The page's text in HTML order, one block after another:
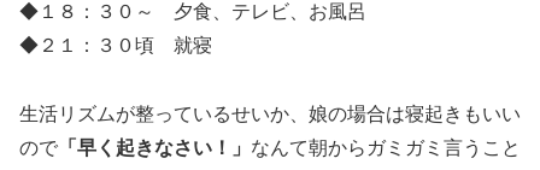
◆１８：３０～ 夕食、テレビ、お風呂
◆２１：３０頃 就寝
生活リズムが整っているせいか、娘の場合は寝起きもいい
ので 「早く起きなさい！」 なんて朝からガミガミ言うこと